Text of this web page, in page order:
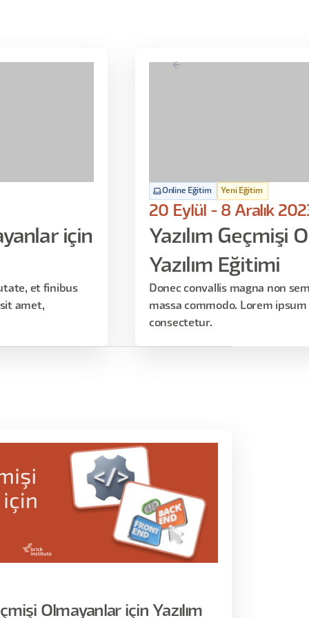
için
et finibus
amet,
Online Eğitim Yeni Eğitim
20 Eylül - 8 Aralık
Yazılım Geçmişi
Yazılım Eğitimi
Donec convallis magna non
massa commodo. Lorem
consectetur.
Olmayanlar için Yazılım